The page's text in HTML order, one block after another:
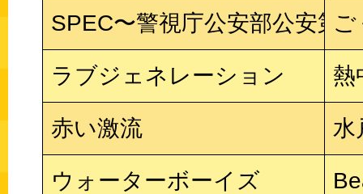
SPEC〜警視庁公安部公安第
ラブジェネレーション 熱
赤い激流
ウォーターボーイズ